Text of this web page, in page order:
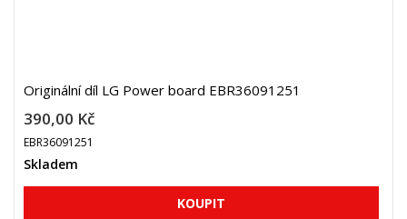
Originální díl LG Power board EBR36091251
390,00 Kč
EBR36091251
Skladem